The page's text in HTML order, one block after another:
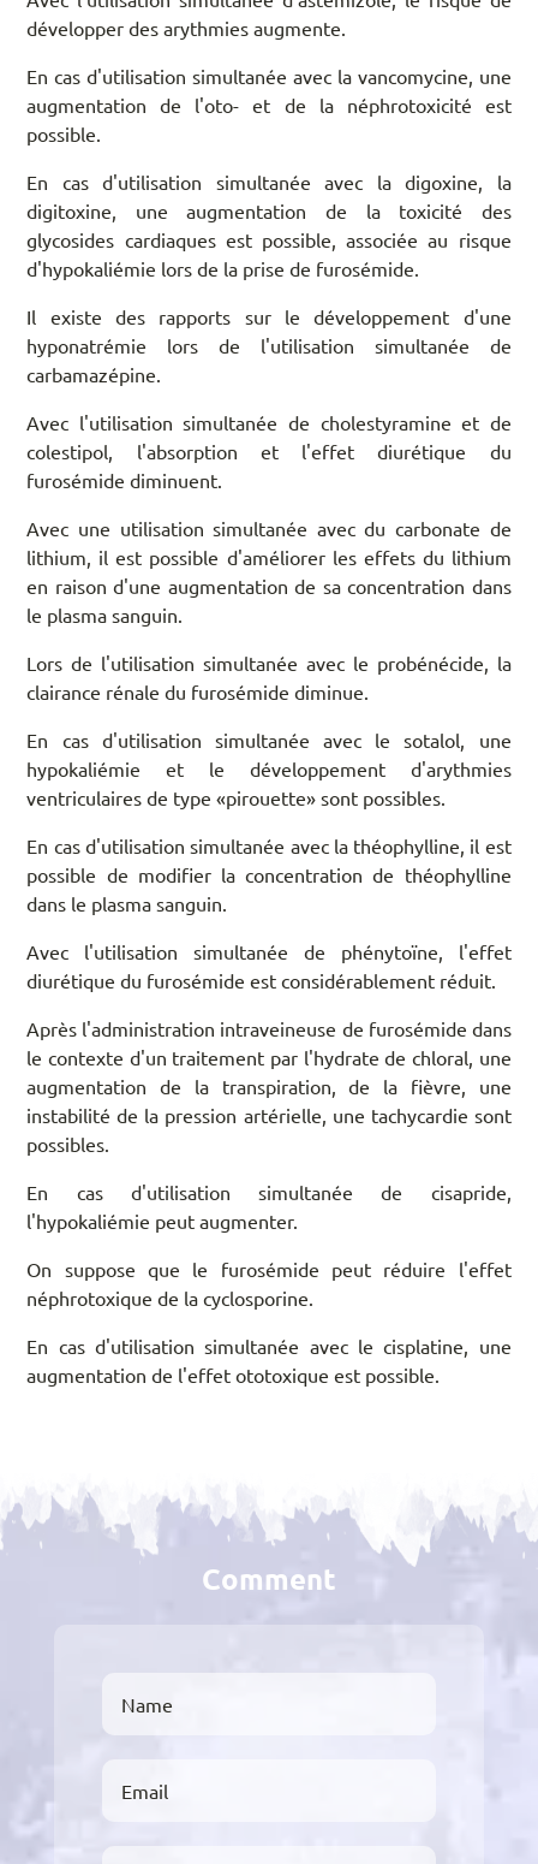
développer des arythmies augmente.
En cas d'utilisation simultanée avec la vancomycine, une
augmentation de l'oto- et de la néphrotoxicité est
possible.
En cas d'utilisation simultanée avec la digoxine, la
digitoxine, une augmentation de la toxicité des
glycosides cardiaques est possible, associée au risque
d'hypokaliémie lors de la prise de furosémide.
Il existe des rapports sur le développement d'une
hyponatrémie lors de l'utilisation simultanée de
carbamazépine.
Avec l'utilisation simultanée de cholestyramine et de
colestipol, l'absorption et l'effet diurétique du
furosémide diminuent.
Avec une utilisation simultanée avec du carbonate de
lithium, il est possible d'améliorer les effets du lithium
en raison d'une augmentation de sa concentration dans
le plasma sanguin.
Lors de l'utilisation simultanée avec le probénécide, la
clairance rénale du furosémide diminue.
En cas d'utilisation simultanée avec le sotalol, une
hypokaliémie et le développement d'arythmies
ventriculaires de type «pirouette» sont possibles.
En cas d'utilisation simultanée avec la théophylline, il est
possible de modifier la concentration de théophylline
dans le plasma sanguin.
Avec l'utilisation simultanée de phénytoïne, l'effet
diurétique du furosémide est considérablement réduit.
Après l'administration intraveineuse de furosémide dans
le contexte d'un traitement par l'hydrate de chloral, une
augmentation de la transpiration, de la fièvre, une
instabilité de la pression artérielle, une tachycardie sont
possibles.
En cas d'utilisation simultanée de cisapride,
l'hypokaliémie peut augmenter.
On suppose que le furosémide peut réduire l'effet
néphrotoxique de la cyclosporine.
En cas d'utilisation simultanée avec le cisplatine, une
augmentation de l'effet ototoxique est possible.
Comment